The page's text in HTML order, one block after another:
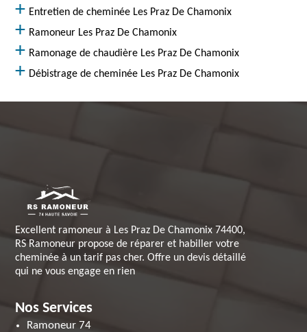
Entretien de cheminée Les Praz De Chamonix
Ramoneur Les Praz De Chamonix
Ramonage de chaudière Les Praz De Chamonix
Débistrage de cheminée Les Praz De Chamonix
Excellent ramoneur à Les Praz De Chamonix 74400,
RS Ramoneur propose de réparer et habiller votre
cheminée à un tarif pas cher. Offre un devis détaillé
qui ne vous engage en rien
Nos Services
Ramoneur 74